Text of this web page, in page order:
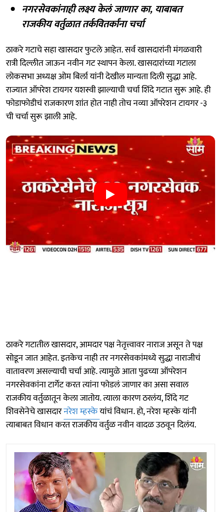
नगरसेवकांनाही लक्ष्य केलं जाणार का, याबाबत
राजकीय वर्तुळात तर्कवितर्कांना चर्चा
ठाकरे गटाचे सहा खासदार फुटले आहेत. सर्व खासदारांनी मंगळवारी
रात्री दिल्लीत जाऊन नवीन गट स्थापन केला. खासदारांच्या गटाला
लोकसभा अध्यक्ष ओम बिर्ला यांनी देखील मान्यता दिली सुद्धा आहे.
राज्यात ऑपरेश टायगर यशस्वी झाल्याची चर्चा शिंदे गटात सुरू आहे. ही
फोडाफोडीचं राजकारण शांत होत नाही तोच नव्या ऑपरेशन टायगर -३
ची चर्चा सुरू झाली आहे.
ठाकरे गटातील खासदार, आमदार पक्ष नेतृत्त्वावर नाराज असून ते पक्ष
सोडून जात आहेत. इतकेच नाही तर नगरसेवकांमध्ये सुद्धा नाराजीचं
वातावरण असल्याची चर्चा आहे. त्यामुळे आता पुढच्या ऑपरेशन
नगरसेवकांना टार्गेट करत त्यांना फोडलं जाणार का असा सवाल
राजकीय वर्तुळातून केला जातोय. त्याला कारण ठरलंय, शिंदे गट
शिवसेनेचे खासदारनरेश म्हस्केयांचं विधान. हो, नरेश म्हस्के यांनी
त्याबाबत विधान करत राजकीय वर्तुळ नवीन वादळ उठवून दिलंय.